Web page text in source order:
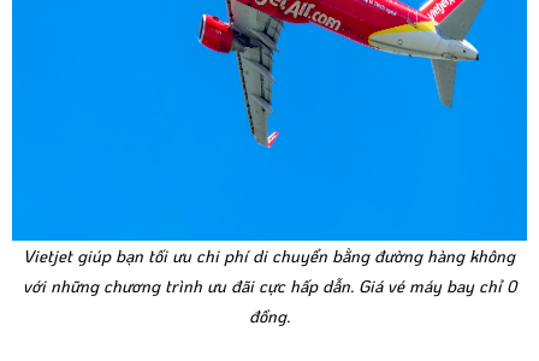
Vietjet giúp bạn tối ưu chi phí di chuyển bằng đường hàng không
với những chương trình ưu đãi cực hấp dẫn. Giá vé máy bay chỉ 0
đồng.